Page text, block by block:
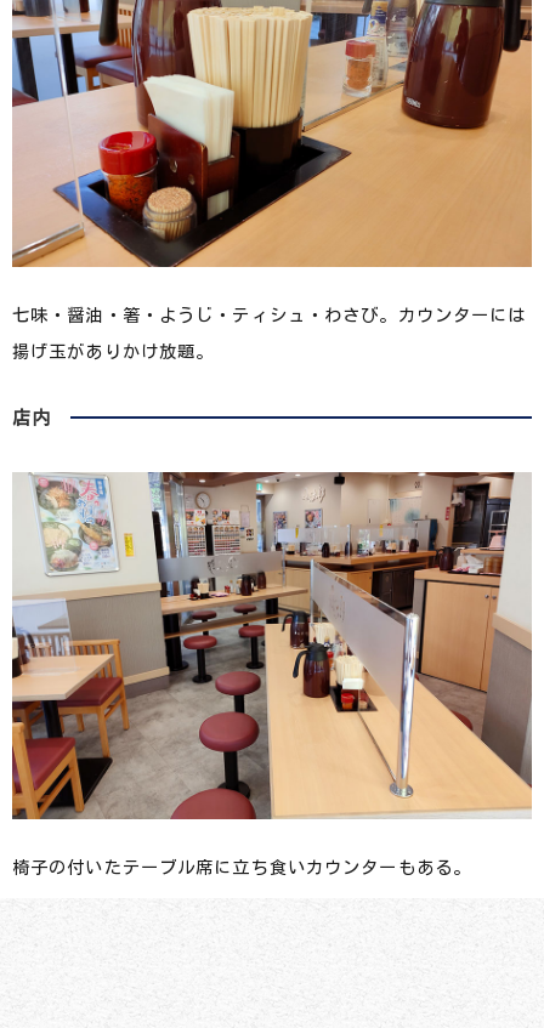
七味・醤油・箸・ようじ・ティシュ・わさび。カウンターには
揚げ玉がありかけ放題。
店内
椅子の付いたテーブル席に立ち食いカウンターもある。